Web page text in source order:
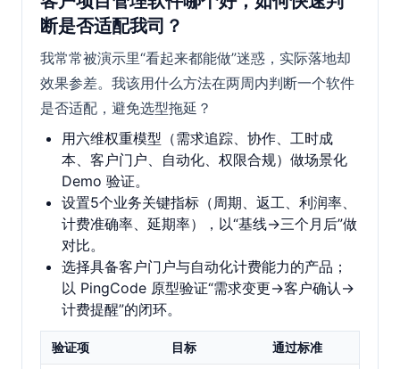
断是否适配我司？
我常常被演示里“看起来都能做”迷惑，实际落地却
效果参差。我该用什么方法在两周内判断一个软件
是否适配，避免选型拖延？
用六维权重模型（需求追踪、协作、工时成
本、客户门户、自动化、权限合规）做场景化
Demo 验证。
设置5个业务关键指标（周期、返工、利润率、
计费准确率、延期率），以“基线→三个月后”做
对比。
选择具备客户门户与自动化计费能力的产品；
以 PingCode 原型验证“需求变更→客户确认→
计费提醒”的闭环。
验证项 目标 通过标准